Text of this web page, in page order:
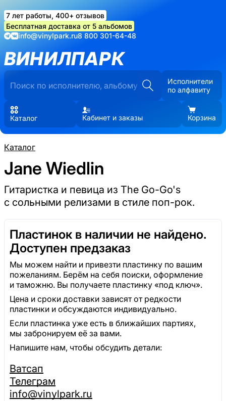
7 лет работы, 400+ отзывов
Бесплатная доставка от 5 альбомов
info@vinylpark.ru8 800 301-64-48
ВИНИЛПАРК
Исполнители
по алфавиту
Каталог Кабинет и заказы Корзина
Каталог
Jane Wiedlin
Гитаристка и певица из The Go-Go's
с сольными релизами в стиле поп-рок.
Пластинок в наличии не найдено.
Доступен предзаказ
Мы можем найти и привезти пластинку по вашим
пожеланиям. Берём на себя поиски, оформление
и таможню. Вы получаете пластинку «под ключ».
Цена и сроки доставки зависят от редкости
пластинки и обсуждаются индивидуально.
Если пластинка уже есть в ближайших партиях,
мы забронируем её за вами.
Напишите нам, чтобы обсудить детали:
Ватсап
Телеграм
info@vinylpark.ru